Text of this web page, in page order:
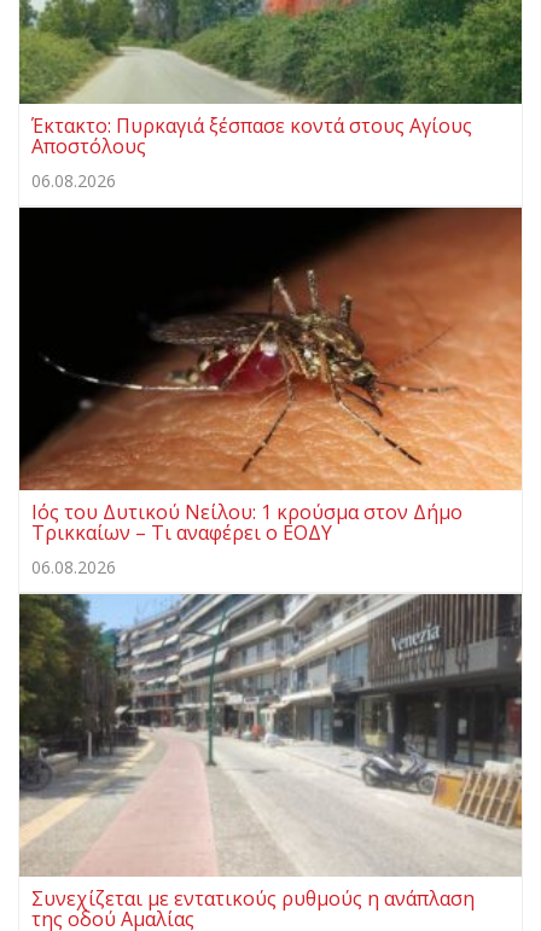
Έκτακτο: Πυρκαγιά ξέσπασε κοντά στους Αγίους
Αποστόλους
06.08.2026
Ιός του Δυτικού Νείλου: 1 κρούσμα στον Δήμο
Τρικκαίων – Τι αναφέρει ο ΕΟΔΥ
06.08.2026
Συνεχίζεται με εντατικούς ρυθμούς η ανάπλαση
της οδού Αμαλίας